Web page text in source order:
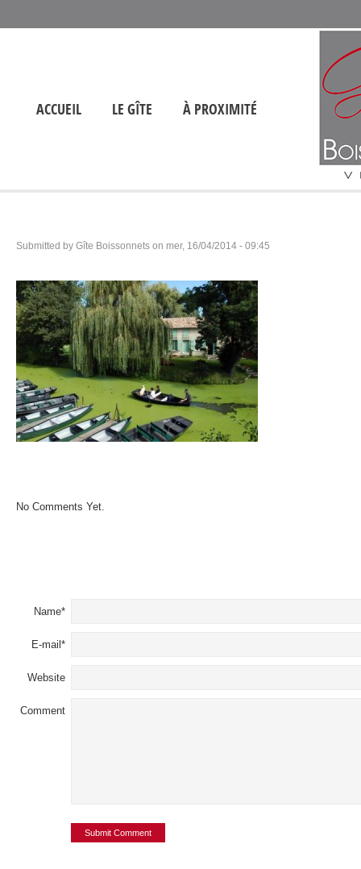
ACCUEIL LE GÎTE À PROXIMITÉ
Submitted by Gîte Boissonnets on mer, 16/04/2014 - 09:45
No Comments Yet.
Name*
E-mail*
Website
Comment